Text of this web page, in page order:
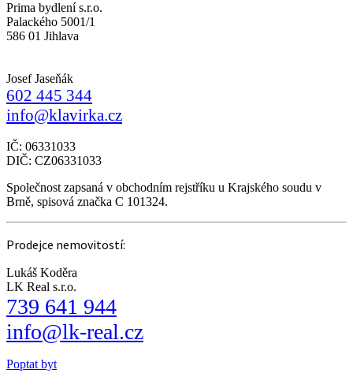
Prima bydlení s.r.o.
Palackého 5001/1
586 01 Jihlava
Josef Jaseňák
602 445 344
info@klavirka.cz
IČ: 06331033
DIČ: CZ06331033
Společnost zapsaná v obchodním rejstříku u Krajského soudu v
Brně, spisová značka C 101324.
Prodejce nemovitostí:
Lukáš Koděra
LK Real s.r.o.
739 641 944
info@lk-real.cz
Poptat byt